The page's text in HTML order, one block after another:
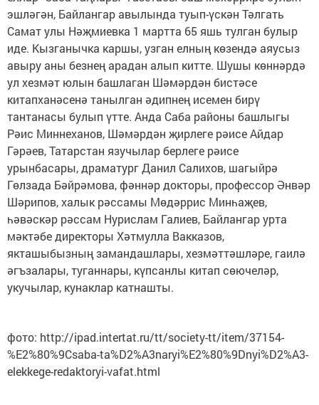
эшләгән, Байлангар авылында туып-үскән Тәлгать
Самат улы Нәҗмиевка 1 мартта 65 яшь тулган булыр
иде. Кызганычка каршы, узган елның көзендә аяусыз
авыру аны безнең арадан алып китте. Шушы көннәрдә
ул хезмәт юлын башлаган Шәмәрдән бистәсе
китапханәсенә танылган әдипнең исемен бирү
тантанасы булып үтте. Анда Саба районы башлыгы
Рәис Миннеханов, Шәмәрдән җирлеге рәисе Айдар
Гәрәев, Татарстан язучылар берлеге рәисе
урынбасары, драматург Данил Салихов, шагыйрә
Гөлзада Бәйрәмова, фәннәр докторы, профессор Әнвәр
Шәрипов, халык рәссамы Мөдәррис Минһаҗев,
һәвәскәр рәссам Нурислам Галиев, Байлангар урта
мәктәбе директоры Хәтмулла Вакказов,
якташыбызның замандашлары, хезмәттәшләре, гаилә
әгъзалары, туганнары, күпсанлы китап сөючеләр,
укучылар, кунаклар катнашты.
фото: http://ipad.intertat.ru/tt/society-tt/item/37154-
%E2%80%9Csaba-ta%D2%A3naryi%E2%80%9Dnyi%D2%A3-
elekkege-redaktoryi-vafat.html